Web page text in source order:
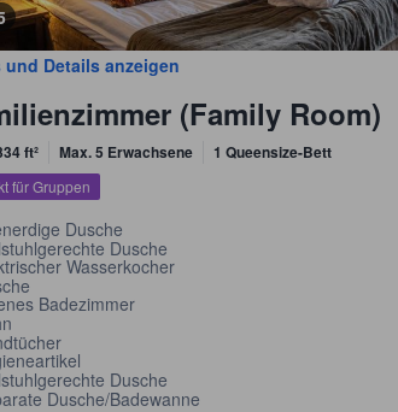
und Details anzeigen
(Family Room)
ft² Max. 5 Erwachsene 1 Queensize-Bett
für Gruppen
Dusche
Dusche
Wasserkocher
Badezimmer
Dusche
Dusche/Badewanne